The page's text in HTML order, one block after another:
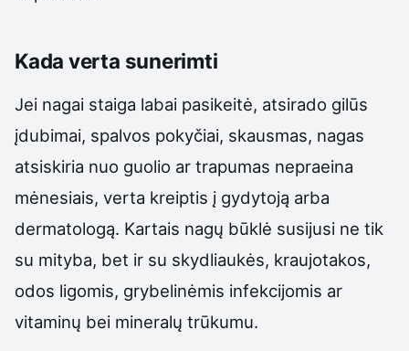
Kada verta sunerimti
Jei nagai staiga labai pasikeitė, atsirado gilūs
įdubimai, spalvos pokyčiai, skausmas, nagas
atsiskiria nuo guolio ar trapumas nepraeina
mėnesiais, verta kreiptis į gydytoją arba
dermatologą. Kartais nagų būklė susijusi ne tik
su mityba, bet ir su skydliaukės, kraujotakos,
odos ligomis, grybelinėmis infekcijomis ar
vitaminų bei mineralų trūkumu.